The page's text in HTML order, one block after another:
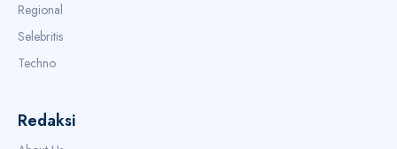
Regional
Selebritis
Techno
Redaksi